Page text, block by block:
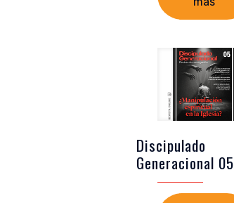
Discipulado
Generacional 05